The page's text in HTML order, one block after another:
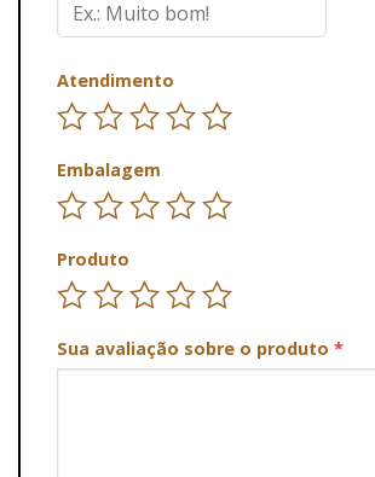
Atendimento
Embalagem
Produto
Sua avaliação sobre o produto *